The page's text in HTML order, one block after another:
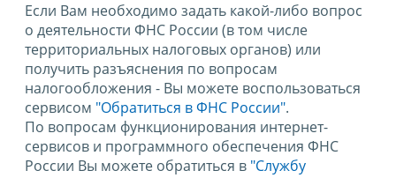
Если Вам необходимо задать какой-либо вопрос
о деятельности ФНС России (в том числе
территориальных налоговых органов) или
получить разъяснения по вопросам
налогообложения - Вы можете воспользоваться
сервисом "Обратиться в ФНС России".
По вопросам функционирования интернет-
сервисов и программного обеспечения ФНС
России Вы можете обратиться в "Службу